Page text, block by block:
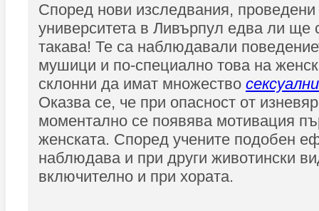
Според нови изследвания, проведени
университета в Ливърпул едва ли ще
такава! Те са наблюдавали
мушици и по-специално това на
склонни да имат множество
Оказва се, че при опасност от
моментално се появява мотивация
женската. Според учените подобен
наблюдава и при други животински
включително и при хората.